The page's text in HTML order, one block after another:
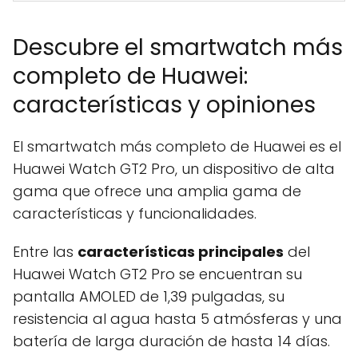
Descubre el smartwatch más
completo de Huawei:
características y opiniones
El smartwatch más completo de Huawei es el
Huawei Watch GT2 Pro, un dispositivo de alta
gama que ofrece una amplia gama de
características y funcionalidades.
Entre las características principales del
Huawei Watch GT2 Pro se encuentran su
pantalla AMOLED de 1,39 pulgadas, su
resistencia al agua hasta 5 atmósferas y una
batería de larga duración de hasta 14 días.